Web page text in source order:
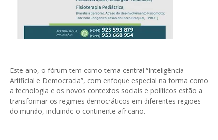
Este ano, o fórum tem como tema central “Inteligência
Artificial e Democracia”, com enfoque especial na forma como
a tecnologia e os novos contextos sociais e políticos estão a
transformar os regimes democráticos em diferentes regiões
do mundo, incluindo o continente africano.